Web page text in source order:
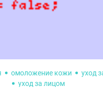
пластических
омоложение кожи
уход
уход за лицом